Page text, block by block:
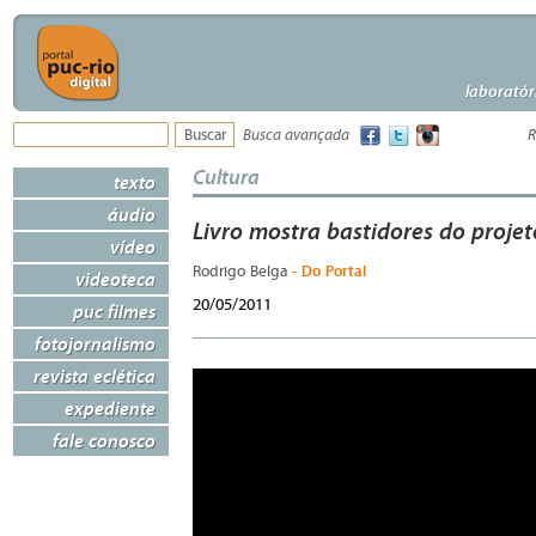
Busca avançada
texto
áudio
vídeo
videoteca
puc filmes
fotojornalismo
revista eclética
expediente
fale conosco
Cultura
Livro mostra bastidores do
Rodrigo Belga - Do Portal
20/05/2011